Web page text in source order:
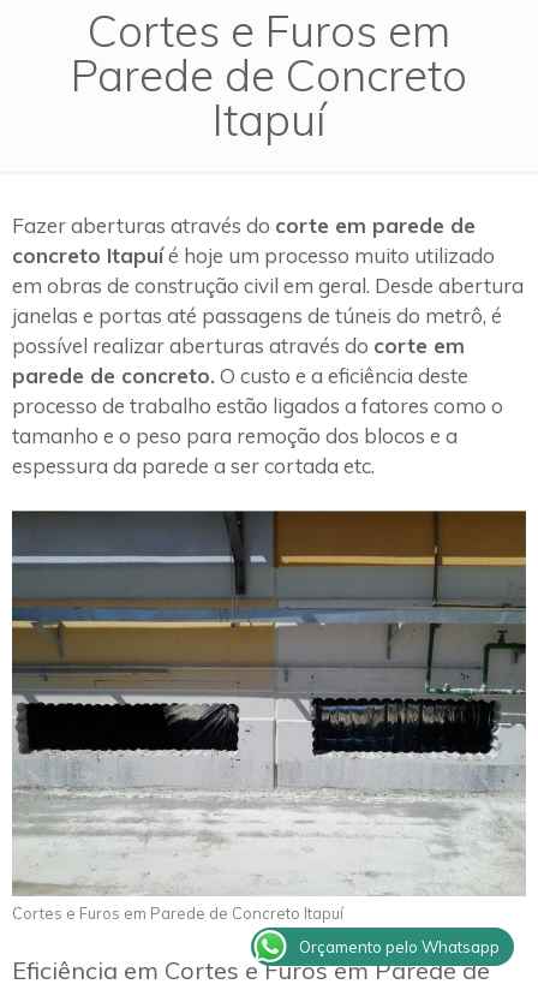
Cortes e Furos em
Parede de Concreto
Itapuí
Fazer aberturas através do corte em parede de
concreto Itapuíé hoje um processo muito utilizado
em obras de construção civil em geral. Desde abertura
janelas e portas até passagens de túneis do metrô, é
possível realizar aberturas através do corte em
parede de concreto. O custo e a eficiência deste
processo de trabalho estão ligados a fatores como o
tamanho e o peso para remoção dos blocos e a
espessura da parede a ser cortada etc.
Cortes e Furos em Parede de Concreto Itapuí
Eficiência em Cortes e Furos em Parede de
Orçamento pelo Whatsapp